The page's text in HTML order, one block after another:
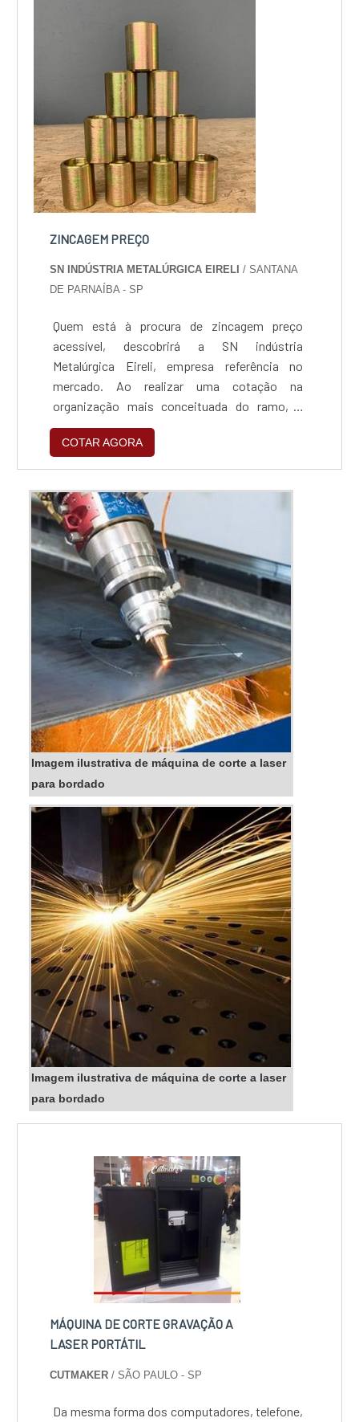
ZINCAGEM PREÇO
SN INDÚSTRIA METALÚRGICA EIRELI/ SANTANA
DE PARNAÍBA - SP
Quem está à procura de zincagem preço
acessível, descobrirá a SN indústria
Metalúrgica Eireli, empresa referência no
mercado. Ao realizar uma cotação na
organização mais conceituada do ramo, o
cliente contará com serviços de excelência e o
suporte de especialistas para sanar eventuais
dúvidas.ZINCAGEM PREÇO JUSTO E
ACESSÍVELQuem procura por zincagem preço
acessível em uma empresa que preza pela
segurança, encontra na internet a SN indús...
COTAR AGORA
Imagem ilustrativa de máquina de corte a laser
para bordado
Imagem ilustrativa de máquina de corte a laser
para bordado
MÁQUINA DE CORTE GRAVAÇÃO A
LASER PORTÁTIL
CUTMAKER / SÃO PAULO - SP
Da mesma forma dos computadores, telefone,